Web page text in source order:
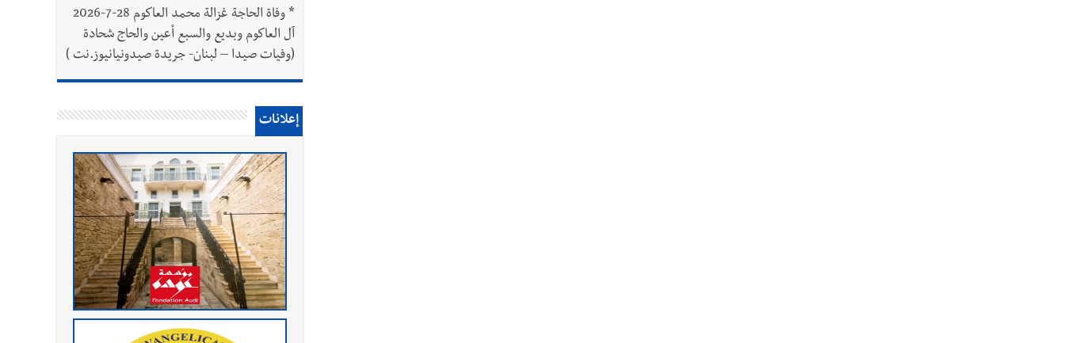
*
وفاة الحاجة غزالة محمد العاكوم 28-7-2026
آل العاكوم وبديع والسبع أعين والحاج شحادة
(وفيات صيدا – لبنان- جريدة صيدونيانيوز.نت )
إعلانات